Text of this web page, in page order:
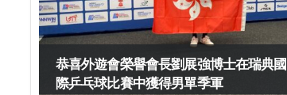
恭喜外遊會榮譽會長劉展強博士在瑞典國
際乒乓球比賽中獲得男單季軍